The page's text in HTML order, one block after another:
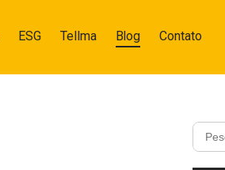
ESG Tellma Blog Contato